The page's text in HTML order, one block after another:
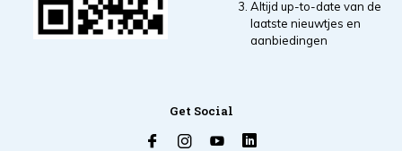
Altijd up-to-date van de
laatste nieuwtjes en
aanbiedingen
Get Social